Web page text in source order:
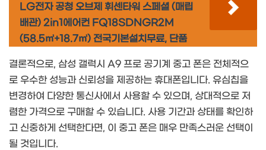
LG전자 공청 오브제 휘센타워 스페셜 (매립
배관) 2in1에어컨 FQ18SDNGR2M
(58.5㎡+18.7㎡) 전국기본설치무료, 단품
결론적으로, 삼성 갤럭시 A9 프로 공기계 중고 폰은 전체적으
로 우수한 성능과 신뢰성을 제공하는 휴대폰입니다. 유심칩을
변경하여 다양한 통신사에서 사용할 수 있으며, 상대적으로 저
렴한 가격으로 구매할 수 있습니다. 사용 기간과 상태를 확인하
고 신중하게 선택한다면, 이 중고 폰은 매우 만족스러운 선택이
될 것입니다.